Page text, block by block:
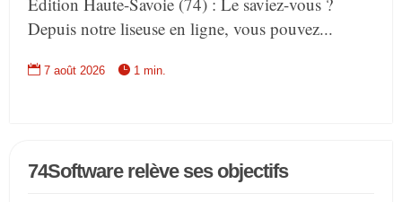
Depuis notre liseuse en ligne, vous pouvez...
 7 août 2026  1 min.
74Software relève ses objectifs